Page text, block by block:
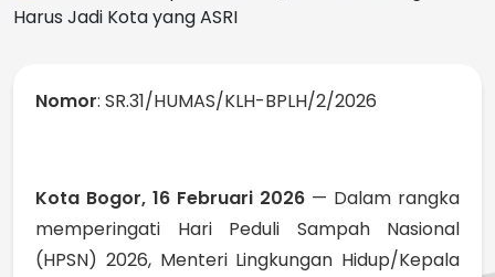
Nomor: SR.31/HUMAS/KLH-BPLH/2/2026
Kota Bogor, 16 Februari 2026 — Dalam rangka
memperingati Hari Peduli Sampah Nasional
(HPSN) 2026, Menteri Lingkungan Hidup/Kepala